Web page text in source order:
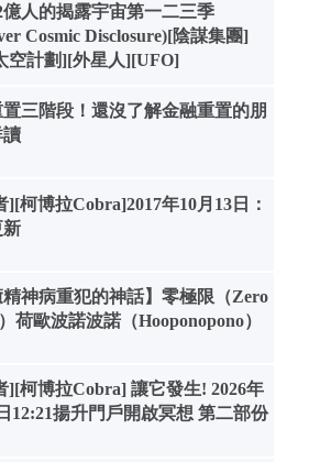
億人的揭露宇宙第一二三季
Cosmic Disclosure)[陰謀集團]
空計劃][外星人][UFO]
三階段！還沒了解金融重置的朋
讀
][柯博拉Cobra]2017年10月13日：
新
精神病重犯的神話】零極限（Zero
荷歐波諾波諾（Hooponopono）
][柯博拉Cobra] 讓它發生! 2026年
12:21揚升門戶開啟冥想 第二部份